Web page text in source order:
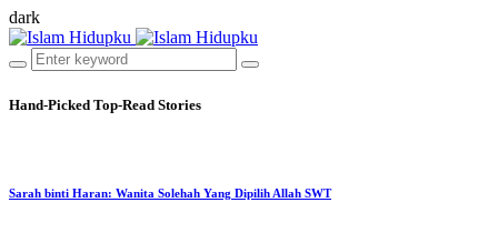
dark
Hand-Picked Top-Read Stories
Sarah binti Haran: Wanita Solehah Yang Dipilih Allah SWT